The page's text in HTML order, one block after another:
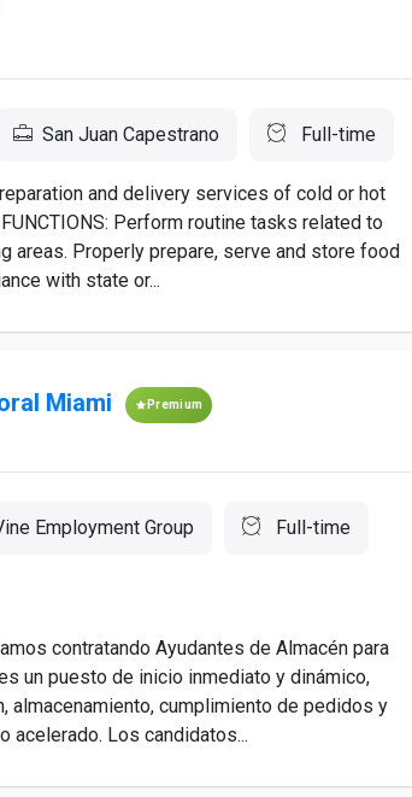
San Juan Capestrano Full-time
and delivery services of cold or hot
Perform routine tasks related to
areas. Properly prepare, serve and store food
with state or...
Miami Premium
Employment Group Full-time
contratando Ayudantes de Almacén para
un puesto de inicio inmediato y dinámico,
almacenamiento, cumplimiento de pedidos y
acelerado. Los candidatos...